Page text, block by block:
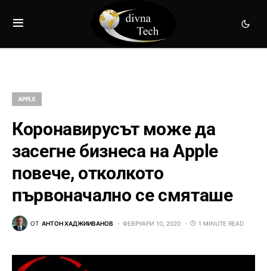
APPLE
Коронавирусът може да
засегне бизнеса на Apple
повече, отколкото
първоначално се смяташе
ОТ АНТОН ХАДЖИИВАНОВ ФЕВРУАРИ 10, 2020 1 MINUTE READ